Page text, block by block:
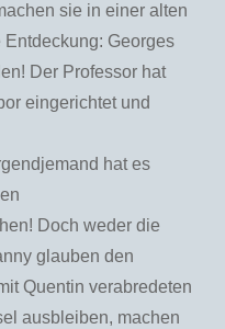
sie in einer alten
Georges
Der Professor hat
eingerichtet und
hat es
Doch weder die
glauben den
Quentin verabredeten
ausbleiben, machen